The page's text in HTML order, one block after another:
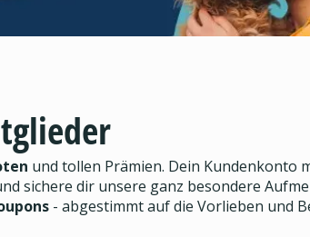
und tollen Prämien. Dein Kundenkonto
sichere dir unsere ganz besondere
- abgestimmt auf die Vorlieben und